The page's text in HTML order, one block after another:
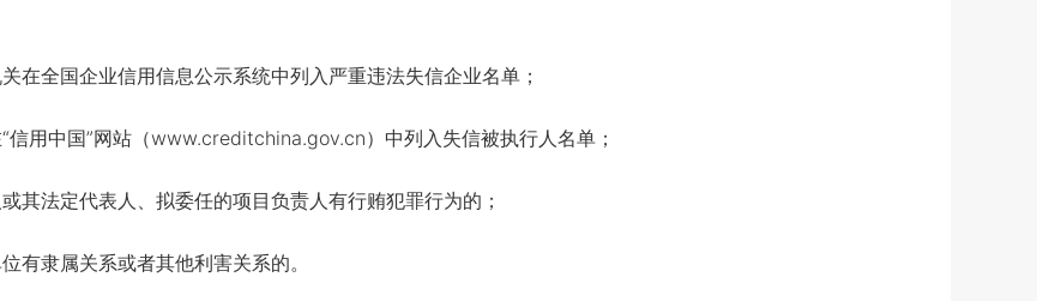
全国企业信用信息公示系统中列入严重违法失信企业名单；
用中国”网站（www.creditchina.gov.cn）中列入失信被执行人名单；
法定代表人、拟委任的项目负责人有行贿犯罪行为的；
隶属关系或者其他利害关系的。